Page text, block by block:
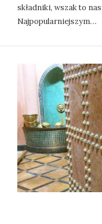
składniki, wszak to
Najpopularniejszym…